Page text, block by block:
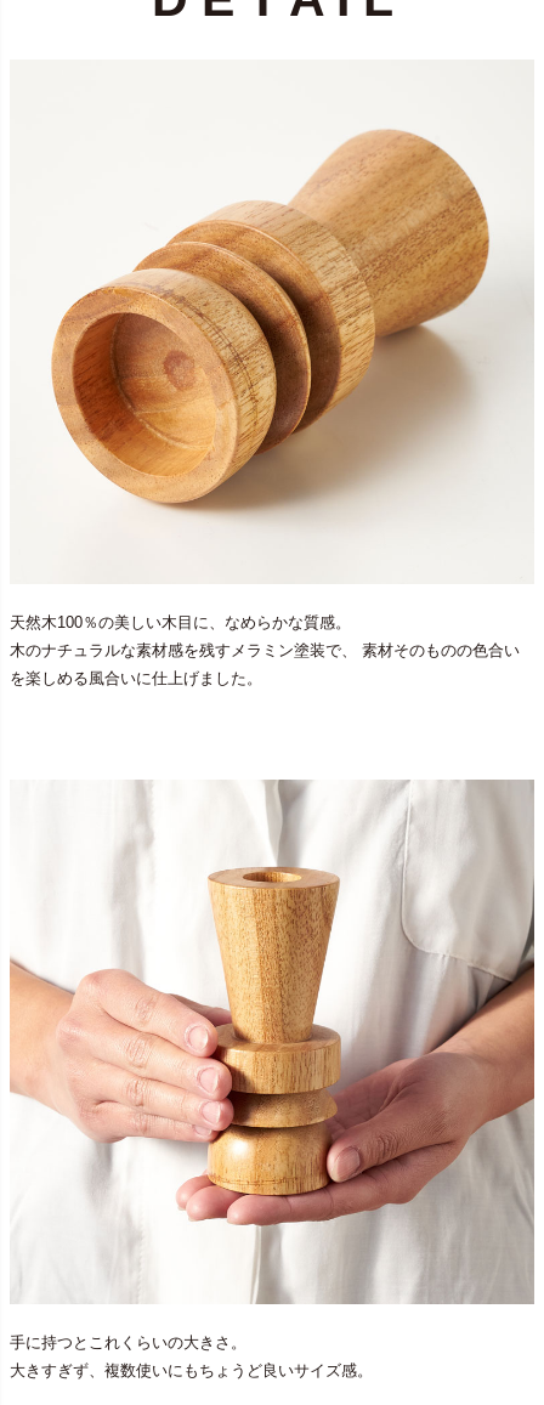
天然木100％の美しい木目に、なめらかな質感。
木のナチュラルな素材感を残すメラミン塗装で、 素材そのものの色合い
を楽しめる風合いに仕上げました。
手に持つとこれくらいの大きさ。
大きすぎず、複数使いにもちょうど良いサイズ感。